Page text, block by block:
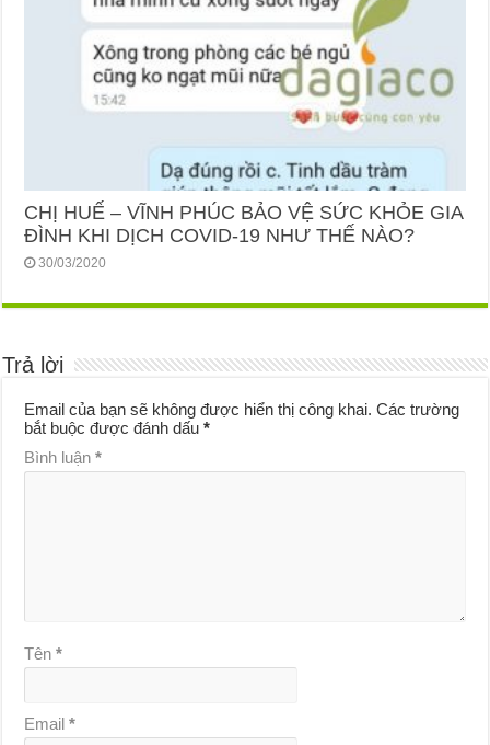
CHỊ HUẾ – VĨNH PHÚC BẢO VỆ SỨC KHỎE GIA
ĐÌNH KHI DỊCH COVID-19 NHƯ THẾ NÀO?
30/03/2020
Trả lời
Email của bạn sẽ không được hiển thị công khai. Các trường
bắt buộc được đánh dấu*
Bình luận*
Tên*
Email*